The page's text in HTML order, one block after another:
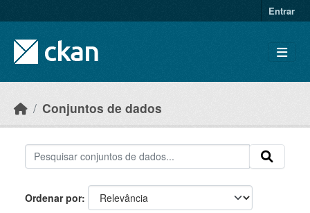
Entrar
Conjuntos de dados
Ordenar por